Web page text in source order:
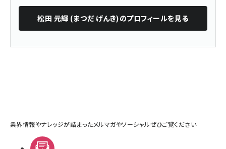
松田 元輝 (まつだ げんき)のプロフィールを見る
業界情報やナレッジが詰まったメルマガやソーシャルぜひご覧ください